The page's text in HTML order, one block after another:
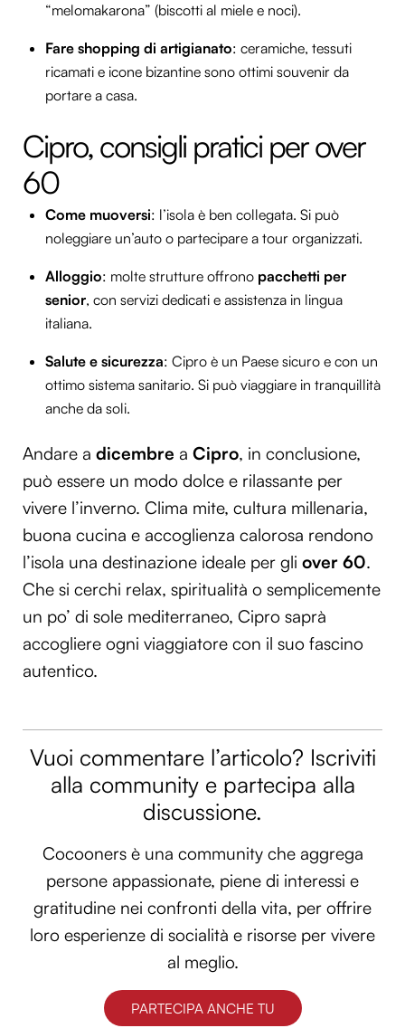
“melomakarona” (biscotti al miele e noci).
Fare shopping di artigianato: ceramiche, tessuti
ricamati e icone bizantine sono ottimi souvenir da
portare a casa.
Cipro, consigli pratici per over
60
Come muoversi: l’isola è ben collegata. Si può
noleggiare un’auto o partecipare a tour organizzati.
Alloggio: molte strutture offrono pacchetti per
senior, con servizi dedicati e assistenza in lingua
italiana.
Salute e sicurezza: Cipro è un Paese sicuro e con un
ottimo sistema sanitario. Si può viaggiare in tranquillità
anche da soli.
Andare a dicembre a Cipro, in conclusione,
può essere un modo dolce e rilassante per
vivere l’inverno. Clima mite, cultura millenaria,
buona cucina e accoglienza calorosa rendono
l’isola una destinazione ideale per gli over 60.
Che si cerchi relax, spiritualità o semplicemente
un po’ di sole mediterraneo, Cipro saprà
accogliere ogni viaggiatore con il suo fascino
autentico.
Vuoi commentare l’articolo? Iscriviti
alla community e partecipa alla
discussione.
Cocooners è una community che aggrega
persone appassionate, piene di interessi e
gratitudine nei confronti della vita, per offrire
loro esperienze di socialità e risorse per vivere
al meglio.
PARTECIPA ANCHE TU